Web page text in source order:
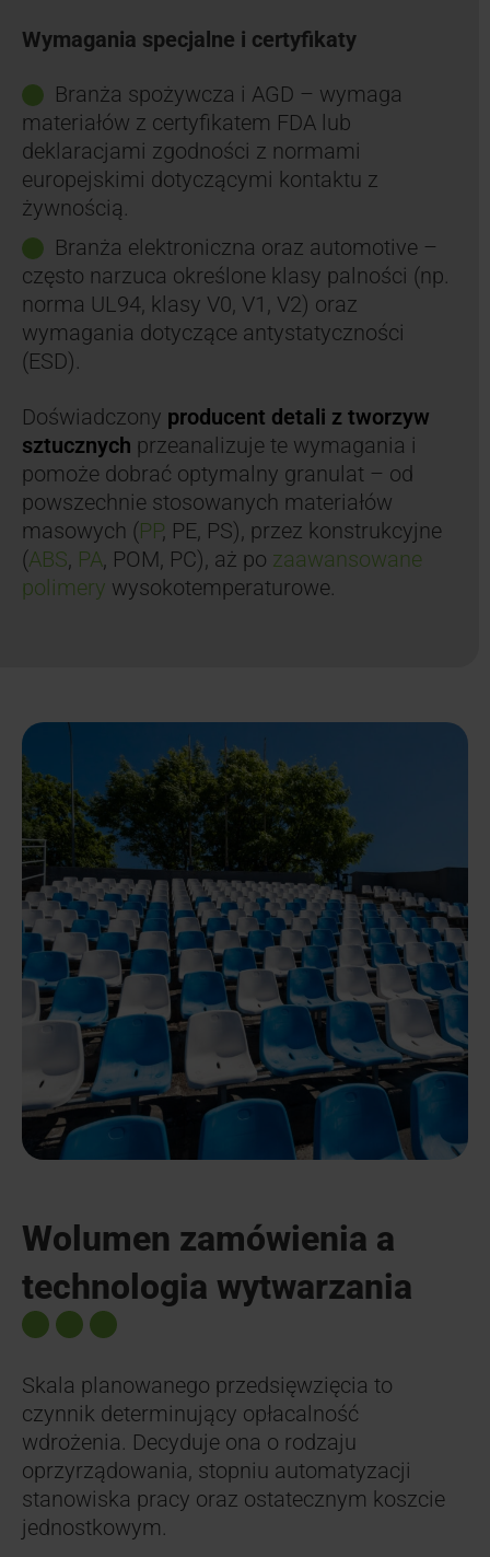
Wymagania specjalne i certyfikaty
Branża spożywcza i AGD – wymaga
materiałów z certyfikatem FDA lub
deklaracjami zgodności z normami
europejskimi dotyczącymi kontaktu z
żywnością.
Branża elektroniczna oraz automotive –
często narzuca określone klasy palności (np.
norma UL94, klasy V0, V1, V2) oraz
wymagania dotyczące antystatyczności
(ESD).
Doświadczony producent detali z tworzyw
sztucznych przeanalizuje te wymagania i
pomoże dobrać optymalny granulat – od
powszechnie stosowanych materiałów
masowych (PP, PE, PS), przez konstrukcyjne
(ABS, PA, POM, PC), aż po zaawansowane
polimery wysokotemperaturowe.
Wolumen zamówienia a
technologia wytwarzania
Skala planowanego przedsięwzięcia to
czynnik determinujący opłacalność
wdrożenia. Decyduje ona o rodzaju
oprzyrządowania, stopniu automatyzacji
stanowiska pracy oraz ostatecznym koszcie
jednostkowym.